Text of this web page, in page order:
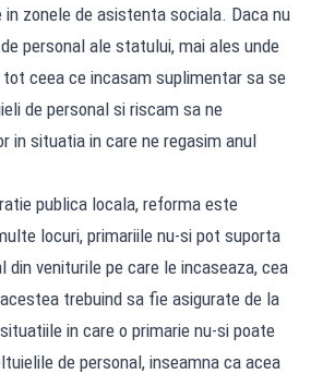
in zonele de asistenta sociala. Daca nu
personal ale statului, mai ales unde
ceea ce incasam suplimentar sa se
de personal si riscam sa ne
in situatia in care ne regasim anul
publica locala, reforma este
locuri, primariile nu-si pot suporta
din veniturile pe care le incaseaza, cea
trebuind sa fie asigurate de la
in care o primarie nu-si poate
de personal, inseamna ca acea